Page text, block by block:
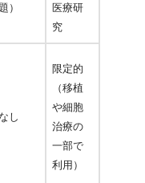
題）
医療研
究
なし
限定的
（移植
や細胞
治療の
一部で
利用）